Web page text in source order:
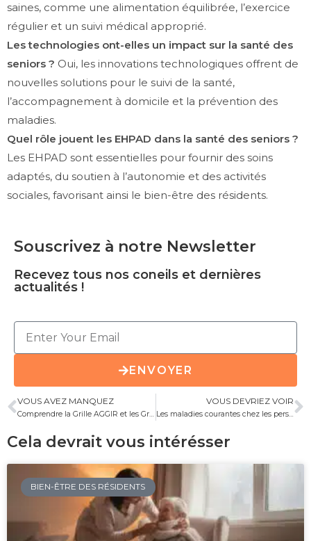
saines, comme une alimentation équilibrée, l’exercice
régulier et un suivi médical approprié.
Les technologies ont-elles un impact sur la santé des
seniors ? Oui, les innovations technologiques offrent de
nouvelles solutions pour le suivi de la santé,
l’accompagnement à domicile et la prévention des
maladies.
Quel rôle jouent les EHPAD dans la santé des seniors ?
Les EHPAD sont essentielles pour fournir des soins
adaptés, du soutien à l’autonomie et des activités
sociales, favorisant ainsi le bien-être des résidents.
Souscrivez à notre Newsletter
Recevez tous nos coneils et dernières
actualités !
ENVOYER
VOUS AVEZ MANQUEZ
Comprendre la Grille AGGIR et les Groupes Iso-Ressources : Définition et Mécanismes
VOUS DEVRIEZ VOIR
Les maladies courantes chez les personnes âgées
Cela devrait vous intérésser
BIEN-ÊTRE DES RÉSIDENTS